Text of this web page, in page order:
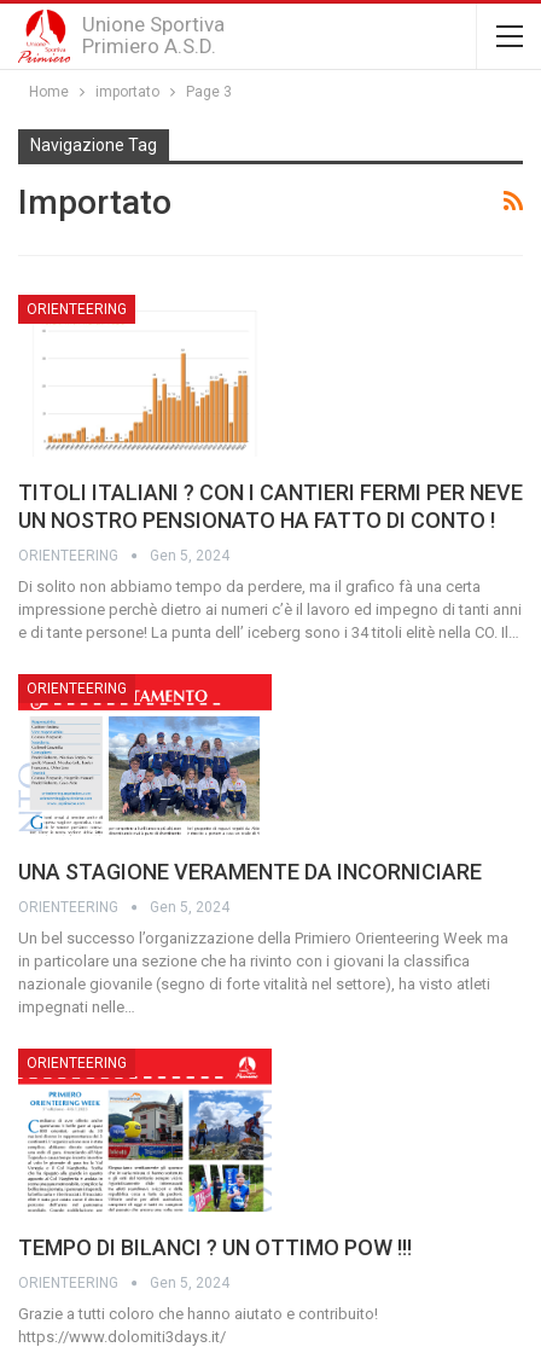
Unione Sportiva
Primiero A.S.D.
Home importato Page 3
Navigazione Tag
Importato
ORIENTEERING
TITOLI ITALIANI ? CON I CANTIERI FERMI PER NEVE
UN NOSTRO PENSIONATO HA FATTO DI CONTO !
ORIENTEERING Gen 5, 2024
Di solito non abbiamo tempo da perdere, ma il grafico fà una certa
impressione perchè dietro ai numeri c’è il lavoro ed impegno di tanti anni
e di tante persone! La punta dell’ iceberg sono i 34 titoli elitè nella CO. Il…
ORIENTEERING
UNA STAGIONE VERAMENTE DA INCORNICIARE
ORIENTEERING Gen 5, 2024
Un bel successo l’organizzazione della Primiero Orienteering Week ma
in particolare una sezione che ha rivinto con i giovani la classifica
nazionale giovanile (segno di forte vitalità nel settore), ha visto atleti
impegnati nelle…
ORIENTEERING
TEMPO DI BILANCI ? UN OTTIMO POW !!!
ORIENTEERING Gen 5, 2024
Grazie a tutti coloro che hanno aiutato e contribuito!
https://www.dolomiti3days.it/